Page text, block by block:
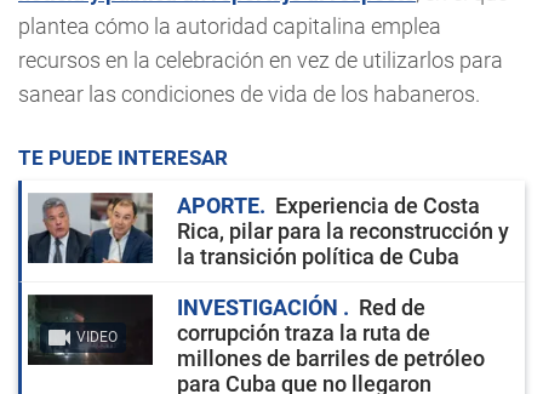
plantea cómo la autoridad capitalina emplea
recursos en la celebración en vez de utilizarlos para
sanear las condiciones de vida de los habaneros.
TE PUEDE INTERESAR
APORTE
Experiencia de Costa
Rica, pilar para la reconstrucción y
la transición política de Cuba
VIDEO
INVESTIGACIÓN
Red de
corrupción traza la ruta de
millones de barriles de petróleo
para Cuba que no llegaron